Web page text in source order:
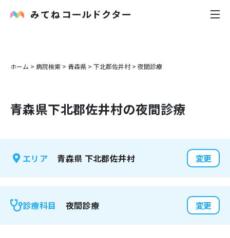
内科
花粉症
感染症
ホーム > 病院検索 > 青森県 > 下北郡佐井村 > 夜間診療
青森県下北郡佐井村の夜間診療
エリア 青森県 下北郡佐井村 変更
診療科目 夜間診療 変更